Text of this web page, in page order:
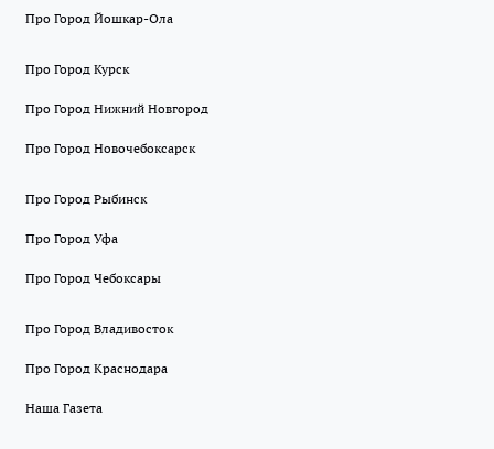
Про Город Йошкар-Ола
Про Город Курск
Про Город Нижний Новгород
Про Город Новочебоксарск
Про Город Рыбинск
Про Город Уфа
Про Город Чебоксары
Про Город Владивосток
Про Город Краснодара
Наша Газета